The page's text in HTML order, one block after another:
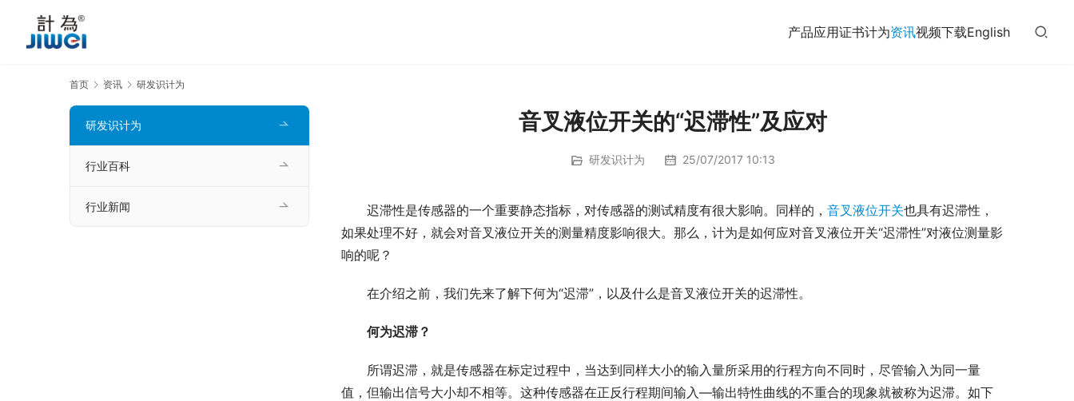
产品应用证书计为资讯视频下载English
首页 资讯 研发识计为
音叉液位开关的“迟滞性”及应对
研发识计为 25/07/2017 10:13
迟滞性是传感器的一个重要静态指标，对传感器的测试精度有很大影响。同样的， 音叉液位开关也具有迟滞性，
如果处理不好，就会对音叉液位开关的测量精度影响很大。那么，计为是如何应对音叉液位开关“迟滞性”对液位测量影
响的呢？
在介绍之前，我们先来了解下何为“迟滞”，以及什么是音叉液位开关的迟滞性。
何为迟滞？
所谓迟滞，就是传感器在标定过程中，当达到同样大小的输入量所采用的行程方向不同时，尽管输入为同一量
值，但输出信号大小却不相等。这种传感器在正反行程期间输入—输出特性曲线的不重合的现象就被称为迟滞。如下
研发识计为
行业百科
行业新闻